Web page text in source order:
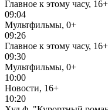
Главное к этому часу, 16+
09:04
Мультфильмы, 0+
09:26
Главное к этому часу, 16+
09:30
Мультфильмы, 0+
10:00
Новости, 16+
10:20